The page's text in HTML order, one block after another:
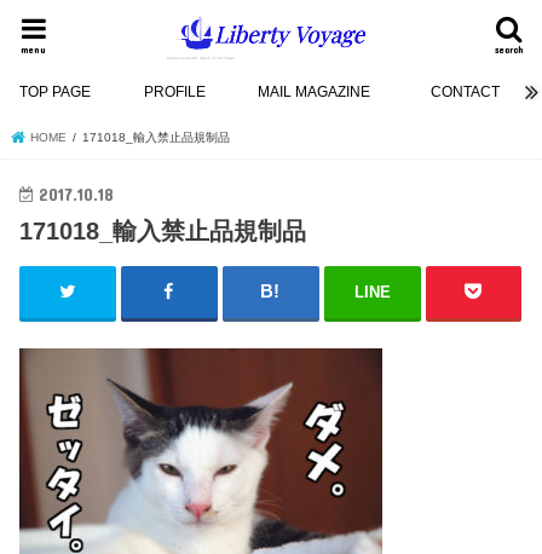
search
menu
TOP PAGE PROFILE MAIL MAGAZINE CONTACT
HOME 171018_輸入禁止品規制品
2017.10.18
171018_輸入禁止品規制品
LINE